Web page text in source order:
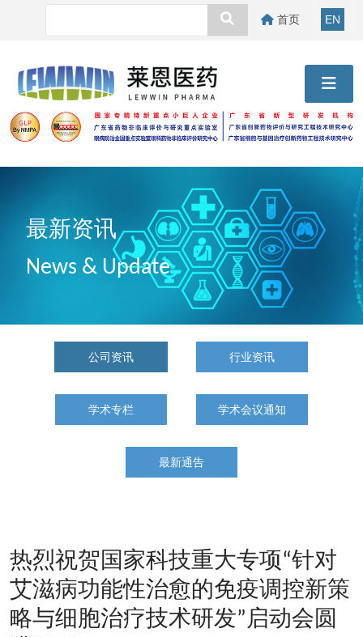
首页 EN
最新资讯
News & Update
公司资讯 行业资讯
学术专栏 学术会议通知
最新通告
热烈祝贺国家科技重大专项“针对
艾滋病功能性治愈的免疫调控新策
略与细胞治疗技术研发”启动会圆